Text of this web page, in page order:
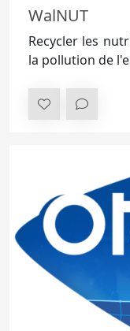
WalNUT
Recycler les
la pollution de